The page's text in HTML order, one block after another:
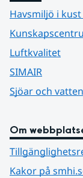
Havsmiljö i
Luftkvalitet
SIMAIR
Sjöar och
Om
Kakor på